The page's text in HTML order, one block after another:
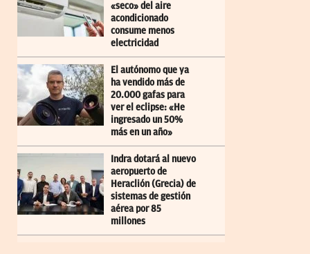
«seco» del aire
acondicionado
consume menos
electricidad
El autónomo que ya
ha vendido más de
20.000 gafas para
ver el eclipse: «He
ingresado un 50%
más en un año»
Indra dotará al nuevo
aeropuerto de
Heraclión (Grecia) de
sistemas de gestión
aérea por 85
millones